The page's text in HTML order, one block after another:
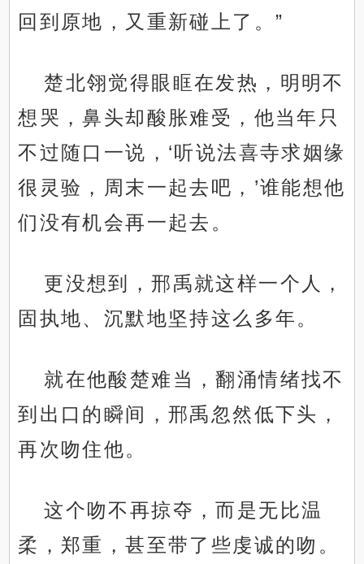
回到原地，又重新碰上了。”
楚北翎觉得眼眶在发热，明明不
想哭，鼻头却酸胀难受，他当年只
不过随口一说，‘听说法喜寺求姻缘
很灵验，周末一起去吧，’谁能想他
们没有机会再一起去。
更没想到，邢禹就这样一个人，
固执地、沉默地坚持这么多年。
就在他酸楚难当，翻涌情绪找不
到出口的瞬间，邢禹忽然低下头，
再次吻住他。
这个吻不再掠夺，而是无比温
柔，郑重，甚至带了些虔诚的吻。